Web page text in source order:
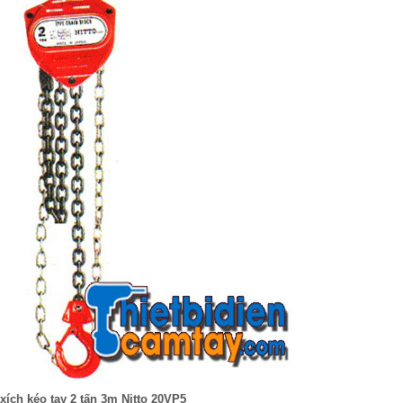
kéo tay 2 tấn 3m Nitto 20VP5